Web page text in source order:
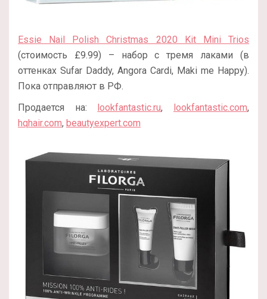
Essie Nail Polish Christmas 2020 Kit Mini Trios
(стоимость £9.99) – набор с тремя лаками (в
оттенках Sufar Daddy, Angora Cardi, Maki me Happy).
Пока отправляют в РФ.
Продается на:
lookfantastic.ru, lookfantastic.com,
hqhair.com, beautyexpert.com